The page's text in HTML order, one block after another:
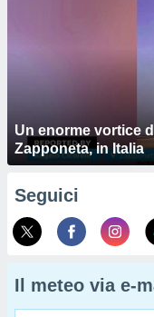
Un enorme vortice
Zapponeta, in Italia
Seguici
Il meteo via e-